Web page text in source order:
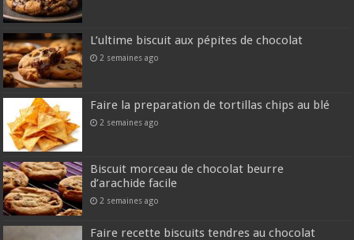
L’ultime biscuit aux pépites de chocolat
2 semaines ago
Faire la preparation de tortillas chips au blé
2 semaines ago
Biscuit morceau de chocolat beurre
d’arachide facile
2 semaines ago
Faire recette biscuits tendres au chocolat